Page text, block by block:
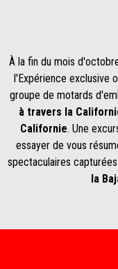
À la fin du mois
l'Expérience exclusive
groupe de motards
à travers la
Californie. Une
essayer de vous
spectaculaires
la